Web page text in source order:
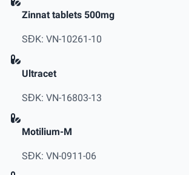
Zinnat tablets 500mg
SĐK: VN-10261-10
Ultracet
SĐK: VN-16803-13
Motilium-M
SĐK: VN-0911-06